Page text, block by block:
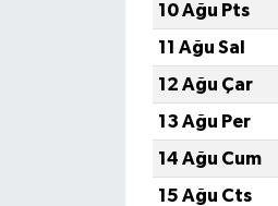
10 Ağu Pts
11 Ağu Sal
12 Ağu Çar
13 Ağu Per
14 Ağu Cum
15 Ağu Cts